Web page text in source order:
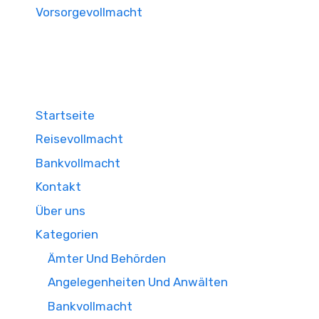
Vorsorgevollmacht
Startseite
Reisevollmacht
Bankvollmacht
Kontakt
Über uns
Kategorien
Ämter Und Behörden
Angelegenheiten Und Anwälten
Bankvollmacht